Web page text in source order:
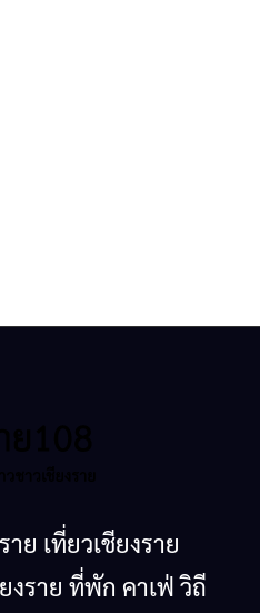
ย เที่ยวเชียงราย
งราย ที่พัก คาเฟ่ วิถี